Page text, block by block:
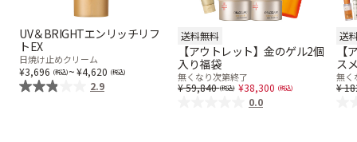
UV＆BRIGHTエンリッチリフ
トEX
日焼け止めクリーム
3,696 ~ 4,620
2.9
送料無料
【アウトレット】金のゲル2個
入り福袋
無くなり次第終了
Price reduced from
59,840to
38,300
0.0
送
【
ス
無く